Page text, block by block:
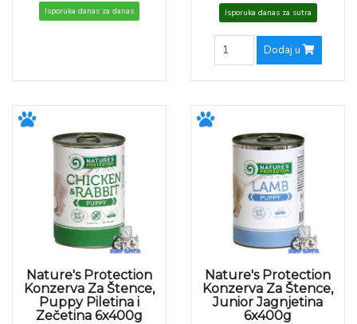
Isporuka danas za danas Isporuka danas za sutra
Dodaj u
Nature's Protection
Konzerva Za Štence,
Puppy Piletina i
Zečetina 6x400g
Nature's Protection
Konzerva Za Štence,
Junior Jagnjetina
6x400g